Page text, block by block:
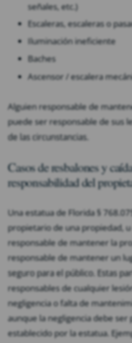
señales, etc.)
Escaleras, escaleras o
Iluminación ineficiente
Baches
Ascensor / escalera
Alguien responsable de
puede ser responsable de sus
de las circunstancias.
Casos de resbalones y
responsabilidad del
Una estatua de Florida §
propietario de una propiedad,
responsable de mantener la
responsable de mantener un
seguro para el público. Estas
responsables de cualquier
negligencia o falta de
aunque la negligencia debe ser
establecido por la estatua.